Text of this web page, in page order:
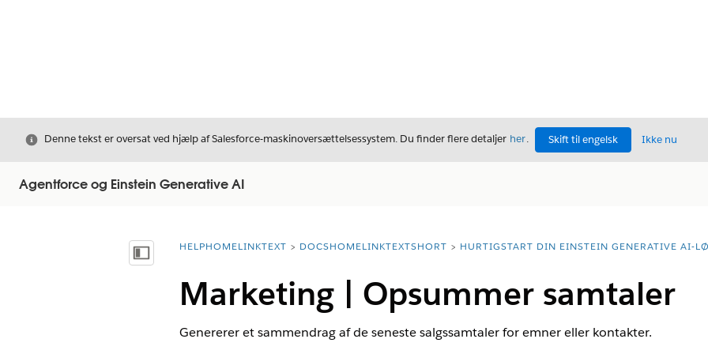
LukDenne tekst er oversat ved hjælp af Salesforce-maskinoversættelsessystem. Du finder flere detaljer her. Skift til engelsk Ikke nu
Agentforce og Einstein Generative AI
Vis indholdsfortegnelse
breadcrumbDescription
HELPHOMELINKTEXT DOCSHOMELINKTEXTSHORT HURTIGSTART DIN EINSTEIN GENERATIVE AI-
Marketing | Opsummer samtaler
Genererer et sammendrag af de seneste salgssamtaler for emner eller kontakter.